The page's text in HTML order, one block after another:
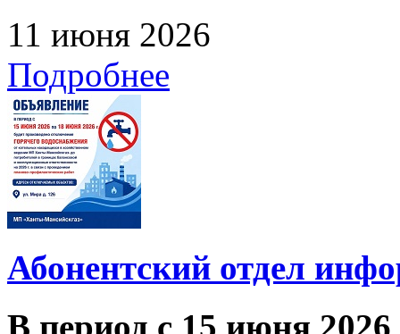
11 июня 2026
Подробнее
Абонентский отдел